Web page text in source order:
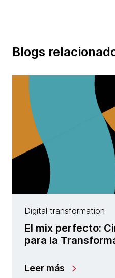
Blogs
Digital transformation
El mix perfecto:
para la
Leer más